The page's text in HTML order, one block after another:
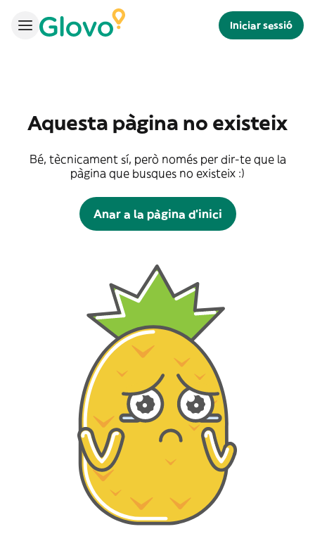
Iniciar sessió
Aquesta pàgina no existeix
Bé, tècnicament sí, però només per dir-te que la
pàgina que busques no existeix :)
Anar a la pàgina d'inici